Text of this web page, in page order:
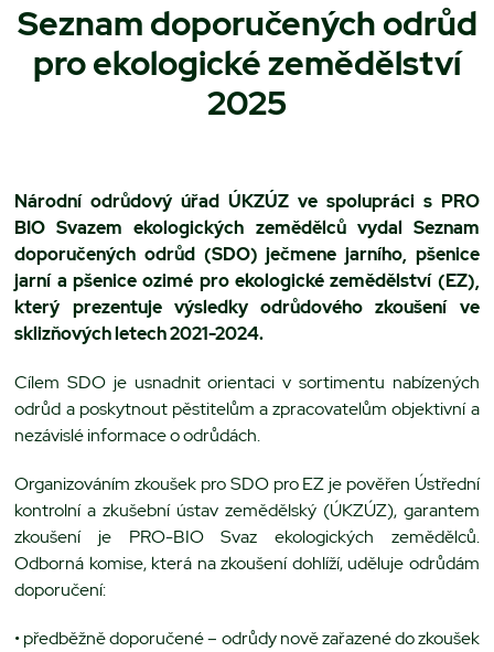
Seznam doporučených odrůd
pro ekologické zemědělství
2025
Národní odrůdový úřad ÚKZÚZ ve spolupráci s PRO
BIO Svazem ekologických zemědělců vydal Seznam
doporučených odrůd (SDO) ječmene jarního, pšenice
jarní a pšenice ozimé pro ekologické zemědělství (EZ),
který prezentuje výsledky odrůdového zkoušení ve
sklizňových letech 2021-2024.
Cílem SDO je usnadnit orientaci v sortimentu nabízených
odrůd a poskytnout pěstitelům a zpracovatelům objektivní a
nezávislé informace o odrůdách.
Organizováním zkoušek pro SDO pro EZ je pověřen Ústřední
kontrolní a zkušební ústav zemědělský (ÚKZÚZ), garantem
zkoušení je PRO-BIO Svaz ekologických zemědělců.
Odborná komise, která na zkoušení dohlíží, uděluje odrůdám
doporučení:
• předběžně doporučené – odrůdy nově zařazené do zkoušek